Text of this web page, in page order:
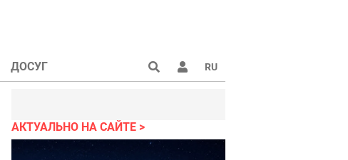
ДОСУГ RU
АКТУАЛЬНО НА САЙТЕ